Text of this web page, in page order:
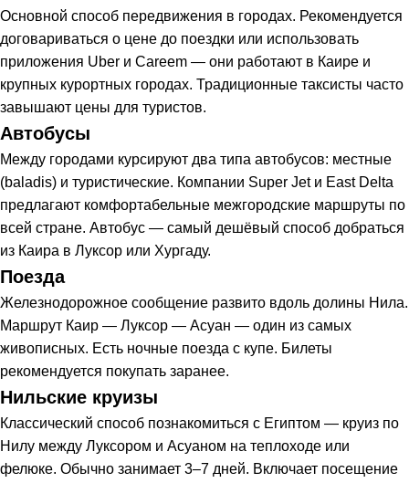
Основной способ передвижения в городах. Рекомендуется
договариваться о цене до поездки или использовать
приложения Uber и Careem — они работают в Каире и
крупных курортных городах. Традиционные таксисты часто
завышают цены для туристов.
Автобусы
Между городами курсируют два типа автобусов: местные
(baladis) и туристические. Компании Super Jet и East Delta
предлагают комфортабельные межгородские маршруты по
всей стране. Автобус — самый дешёвый способ добраться
из Каира в Луксор или Хургаду.
Поезда
Железнодорожное сообщение развито вдоль долины Нила.
Маршрут Каир — Луксор — Асуан — один из самых
живописных. Есть ночные поезда с купе. Билеты
рекомендуется покупать заранее.
Нильские круизы
Классический способ познакомиться с Египтом — круиз по
Нилу между Луксором и Асуаном на теплоходе или
фелюке. Обычно занимает 3–7 дней. Включает посещение